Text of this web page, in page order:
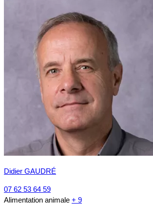
Didier GAUDRÉ
07 62 53 64 59
Alimentation animale + 9